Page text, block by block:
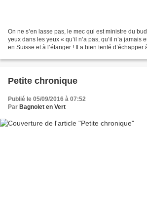
On ne s’en lasse pas, le mec qui est ministre du
yeux dans les yeux « qu’il n’a pas, qu’il n’a jamais
en Suisse et à l’étanger ! Il a bien tenté d’échapper
Petite chronique
Publié le 05/09/2016 à 07:52
Par Bagnolet en Vert